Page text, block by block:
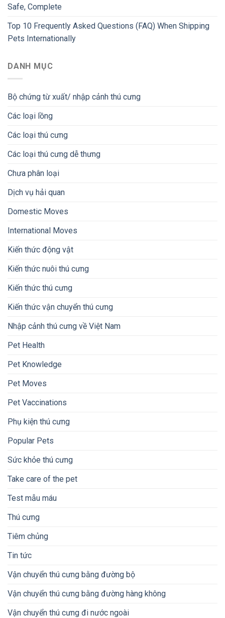
Safe, Complete
Top 10 Frequently Asked Questions (FAQ) When Shipping
Pets Internationally
DANH MỤC
Bộ chứng từ xuất/ nhập cảnh thú cưng
Các loại lồng
Các loại thú cưng
Các loại thú cưng dễ thưng
Chưa phân loại
Dịch vụ hải quan
Domestic Moves
International Moves
Kiến thức động vật
Kiến thức nuôi thú cưng
Kiến thức thú cưng
Kiến thức vận chuyển thú cưng
Nhập cảnh thú cưng về Việt Nam
Pet Health
Pet Knowledge
Pet Moves
Pet Vaccinations
Phụ kiện thú cưng
Popular Pets
Sức khỏe thú cưng
Take care of the pet
Test mẫu máu
Thú cưng
Tiêm chủng
Tin tức
Vận chuyển thú cưng bằng đường bộ
Vận chuyển thú cưng bằng đường hàng không
Vận chuyển thú cưng đi nước ngoài